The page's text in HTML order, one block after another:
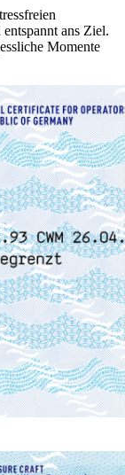
ans Ziel.
Momente